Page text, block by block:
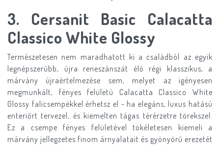
3. Cersanit Basic Calacatta
Classico White Glossy
Természetesen nem maradhatott ki a családból az egyik
legnépszerűbb, újra reneszánszát élő régi klasszikus, a
márvány újraértelmezése sem, melyet az igényesen
megmunkált, fényes felületű Calacatta Classico White
Glossy falicsempékkel érhetsz el - ha elegáns, luxus hatású
enteriőrt tervezel, és kiemelten tágas térérzetre törekszel.
Ez a csempe fényes felületével tökéletesen kiemeli a
márvány jellegzetes finom árnyalatait és gyönyörű erezetét